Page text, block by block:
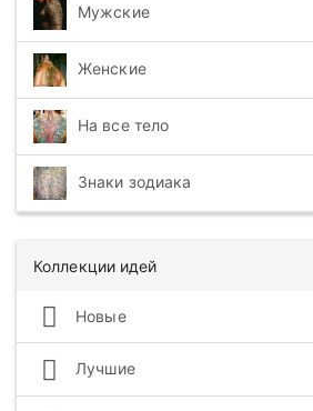
Мужские
Женские
На все тело
Знаки зодиака
Коллекции идей
Новые
Лучшие